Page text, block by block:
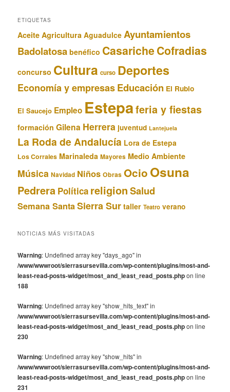
ETIQUETAS
Aceite Agricultura Aguadulce Ayuntamientos
Badolatosa benéfico CasaricheCofradias
concurso Cultura curso Deportes
Economía y empresasEducación El Rubio
El Saucejo Empleo Estepaferia y fiestas
formación Gilena Herrera juventud Lantejuela
La Roda de Andalucía Lora de Estepa
Los Corrales Marinaleda Mayores Medio Ambiente
Música Navidad Niños Obras Ocio Osuna
Pedrera Política religionSalud
Semana SantaSierra Sur taller Teatro verano
NOTICIAS MÁS VISITADAS
Warning: Undefined array key "days_ago" in
/www/wwwroot/sierrasursevilla.com/wp-content/plugins/most-and-
least-read-posts-widget/most_and_least_read_posts.phpon line
188
Warning: Undefined array key "show_hits_text" in
/www/wwwroot/sierrasursevilla.com/wp-content/plugins/most-and-
least-read-posts-widget/most_and_least_read_posts.phpon line
230
Warning: Undefined array key "show_hits" in
/www/wwwroot/sierrasursevilla.com/wp-content/plugins/most-and-
least-read-posts-widget/most_and_least_read_posts.phpon line
231